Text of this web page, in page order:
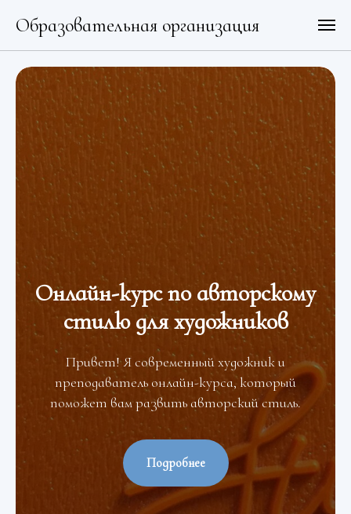
Образовательная организация
Онлайн-курс по авторскому
стилю для художников
Привет! Я современный художник и
преподаватель онлайн-курса, который
поможет вам развить авторский стиль.
Подробнее